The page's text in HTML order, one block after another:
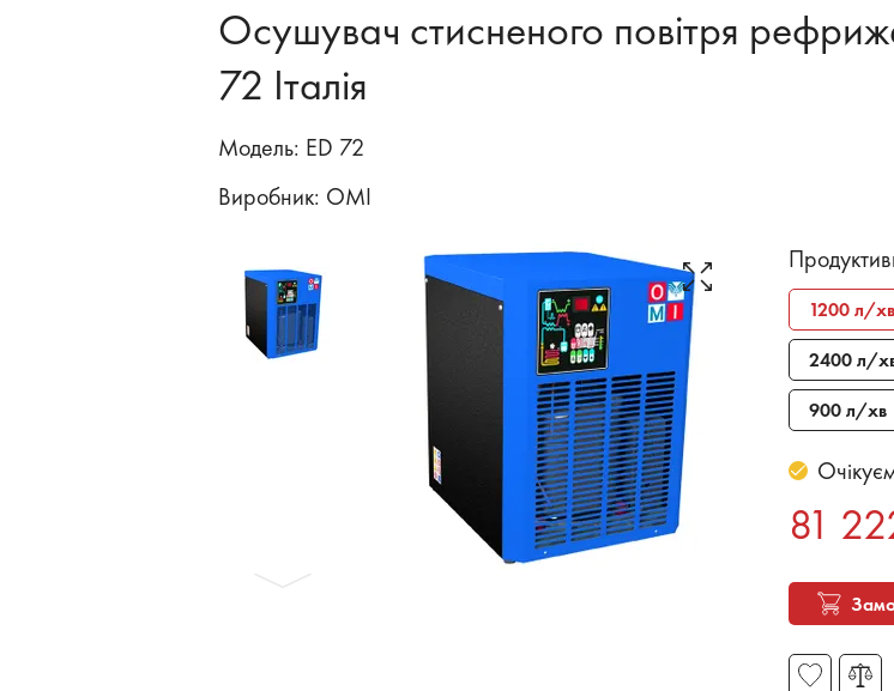
шиномонтажу
Інструмент та меблі
Техогляд і тестування
Зварювання, рихтовка,
Осушувач стисненого повітря
72 Італія
Модель: ED 72
Виробник: OMI
1200 л/хв
2400 л/
900 л/хв
81